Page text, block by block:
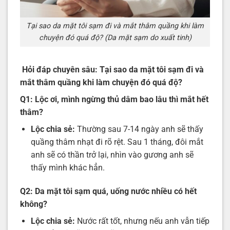
Tại sao da mặt tôi sạm đi và mắt thâm quầng khi làm
chuyện đó quá độ? (Da mặt sạm do xuất tinh)
Hỏi đáp chuyên sâu: Tại sao da mặt tôi sạm đi và
mắt thâm quầng khi làm chuyện đó quá độ?
Q1: Lộc ơi, mình ngừng thủ dâm bao lâu thì mắt hết
thâm?
Lộc chia sẻ: Thường sau 7-14 ngày anh sẽ thấy
quầng thâm nhạt đi rõ rệt. Sau 1 tháng, đôi mắt
anh sẽ có thần trở lại, nhìn vào gương anh sẽ
thấy mình khác hẳn.
Q2: Da mặt tôi sạm quá, uống nước nhiều có hết
không?
Lộc chia sẻ: Nước rất tốt, nhưng nếu anh vẫn tiếp